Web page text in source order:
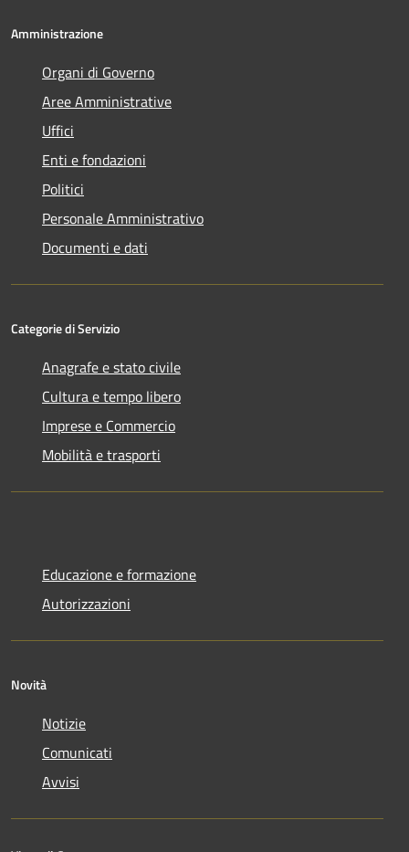
Amministrazione
Organi di Governo
Aree Amministrative
Uffici
Enti e fondazioni
Politici
Personale Amministrativo
Documenti e dati
Categorie di Servizio
Anagrafe e stato civile
Cultura e tempo libero
Imprese e Commercio
Mobilità e trasporti
Educazione e formazione
Autorizzazioni
Novità
Notizie
Comunicati
Avvisi